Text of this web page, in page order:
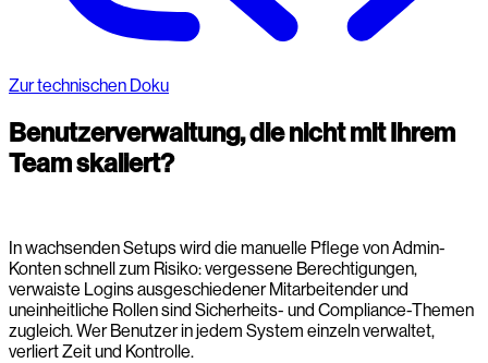
Zur technischen Doku
Benutzerverwaltung, die nicht mit Ihrem
Team skaliert?
In wachsenden Setups wird die manuelle Pflege von Admin-
Konten schnell zum Risiko: vergessene Berechtigungen,
verwaiste Logins ausgeschiedener Mitarbeitender und
uneinheitliche Rollen sind Sicherheits- und Compliance-Themen
zugleich. Wer Benutzer in jedem System einzeln verwaltet,
verliert Zeit und Kontrolle.